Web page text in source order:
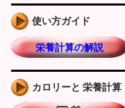
使い方ガイド
栄養計算の解説
カロリーと 栄養計算